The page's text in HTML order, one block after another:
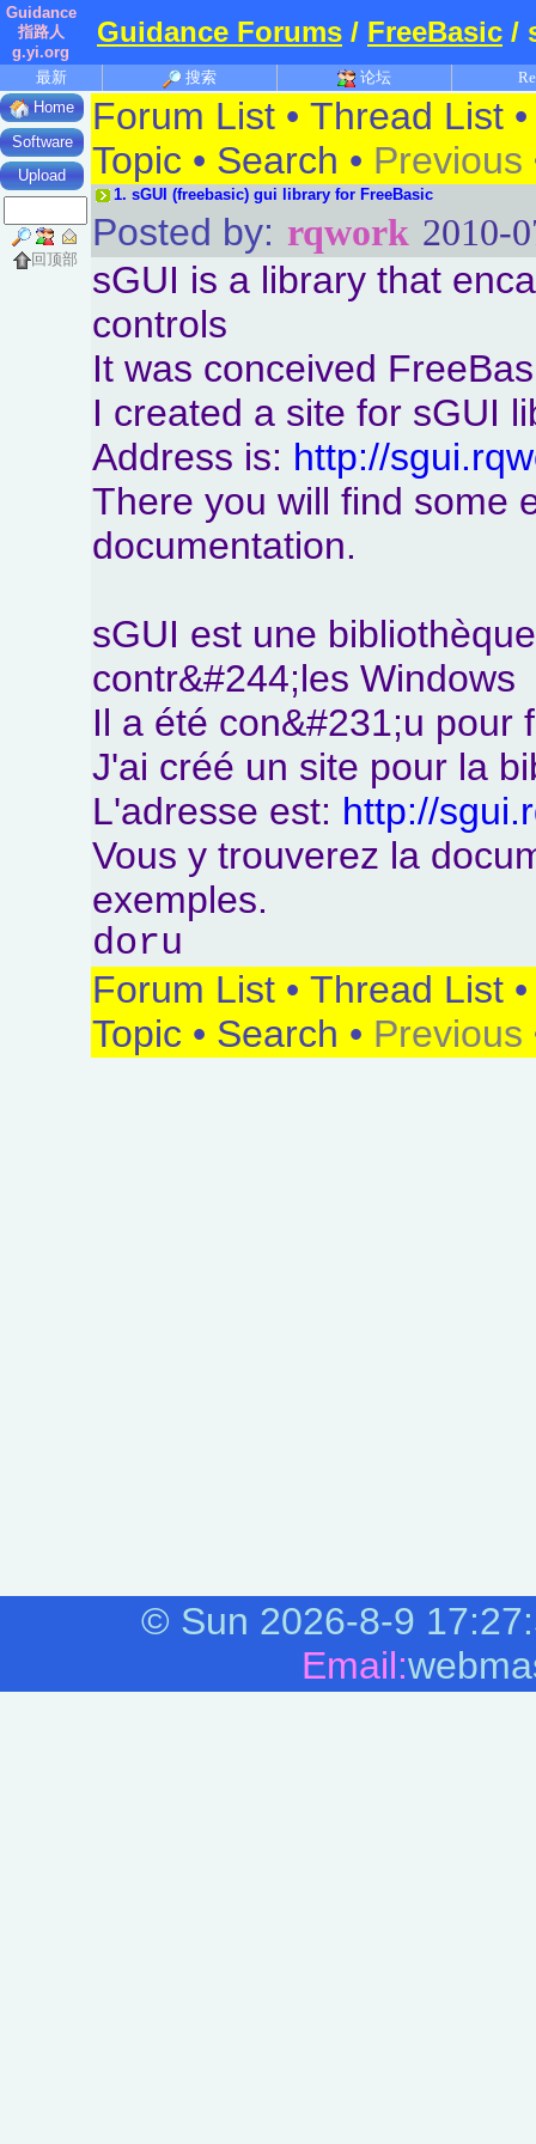
Guidance
指路人
g.yi.org
Guidance Forums / FreeBasic /
最新 搜索 论坛
Home
Software
Upload
回顶部
Forum List • Thread List
Topic • Search • Previous
1. sGUI (freebasic) gui library for FreeBasic
Posted by: rqwork 2010-
sGUI is a library that
controls
It was conceived
I created a site for sGUI
Address is: http://
There you will find some
documentation.
sGUI est une
contr&#244;les Windows
Il a été con&#231;u pour
J'ai créé un site pour la
L'adresse est: http://
Vous y trouverez la
exemples.
doru
Forum List • Thread List
Topic • Search • Previous
© Sun 2026-8-9
Email: